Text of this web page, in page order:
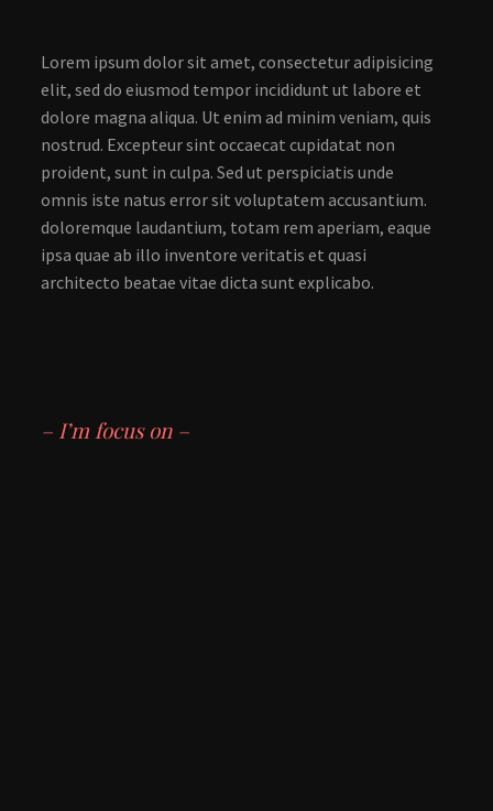
Lorem ipsum dolor sit amet, consectetur adipisicing
elit, sed do eiusmod tempor incididunt ut labore et
dolore magna aliqua. Ut enim ad minim veniam, quis
nostrud. Excepteur sint occaecat cupidatat non
proident, sunt in culpa. Sed ut perspiciatis unde
omnis iste natus error sit voluptatem accusantium.
doloremque laudantium, totam rem aperiam, eaque
ipsa quae ab illo inventore veritatis et quasi
architecto beatae vitae dicta sunt explicabo.
– I’m focus on –